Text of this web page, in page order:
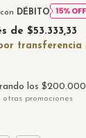
DÉBITO
de $53.333,33
los $200.000
promociones